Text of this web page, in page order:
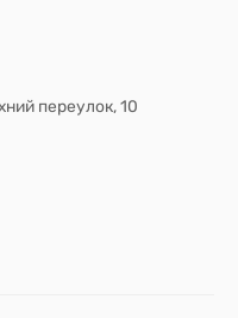
переулок, 10